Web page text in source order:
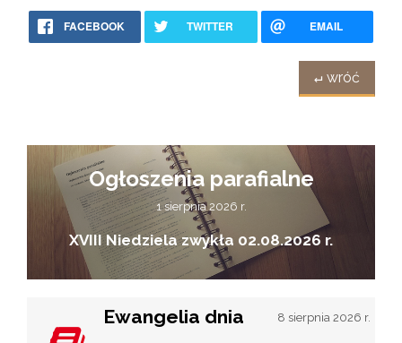
FACEBOOK TWITTER EMAIL
↵ wróć
Ogłoszenia parafialne
1 sierpnia 2026 r.
XVIII Niedziela zwykła 02.08.2026 r.
Ewangelia dnia 8 sierpnia 2026 r.